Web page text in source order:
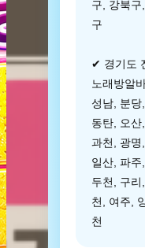
구, 강북
구
✔ 경기도
노래방알
성남, 분
동탄, 오
과천, 광명
일산, 파
두천, 구리
천, 여주,
천